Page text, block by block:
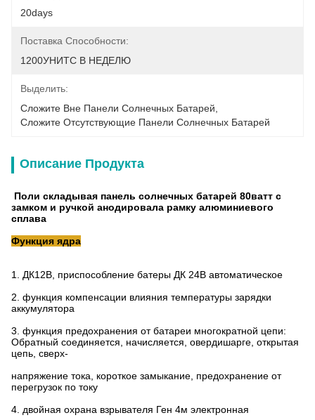
20days
Поставка Способности:
1200УНИТС В НЕДЕЛЮ
Выделить:
Сложите Вне Панели Солнечных Батарей
Сложите Отсутствующие Панели Солнечных Батарей
Описание Продукта
Поли складывая панель солнечных батарей 80ватт с
замком и ручкой анодировала рамку алюминиевого
сплава
Функция ядра
1. ДК12В, приспособление батеры ДК 24В автоматическое
2. функция компенсации влияния температуры зарядки
аккумулятора
3. функция предохранения от батареи многократной цепи:
Обратный соединяется, начисляется, овердишарге, открытая
цепь, сверх-
напряжение тока, короткое замыкание, предохранение от
перегрузок по току
4. двойная охрана взрывателя Ген 4м электронная